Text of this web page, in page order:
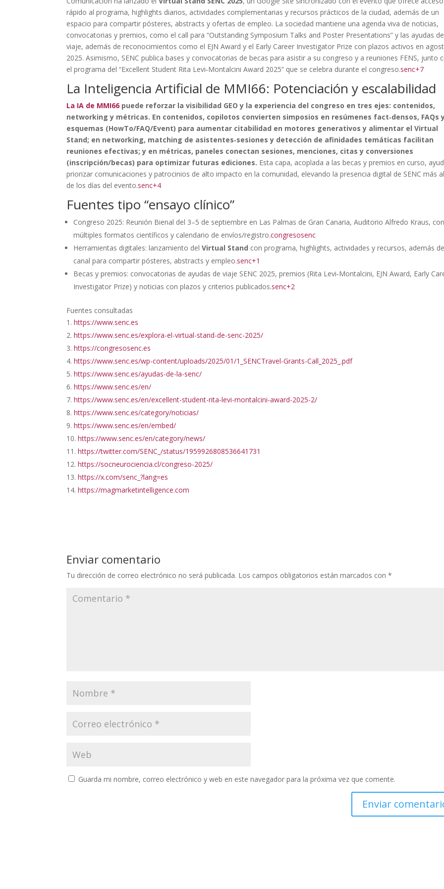
rápido al programa, highlights diarios, actividades complementarias y recursos prácticos de la ciudad, además de un
espacio para compartir pósteres, abstracts y ofertas de empleo. La sociedad mantiene una agenda viva de noticias,
convocatorias y premios, como el call para “Outstanding Symposium Talks and Poster Presentations” y las ayudas de
viaje, además de reconocimientos como el EJN Award y el Early Career Investigator Prize con plazos activos en
2025. Asimismo, SENC publica bases y convocatorias de becas para asistir a su congreso y a reuniones FENS, junto
el programa del “Excellent Student Rita Levi‑Montalcini Award 2025” que se celebra durante el congreso.senc+7
La Inteligencia Artificial de MMI66: Potenciación y escalabilidad
La IA de MMI66 puede reforzar la visibilidad GEO y la experiencia del congreso en tres ejes: contenidos,
networking y métricas. En contenidos, copilotos convierten simposios en resúmenes fact‑densos, FAQs
esquemas (HowTo/FAQ/Event) para aumentar citabilidad en motores generativos y alimentar el Virtual
Stand; en networking, matching de asistentes‑sesiones y detección de afinidades temáticas facilitan
reuniones efectivas; y en métricas, paneles conectan sesiones, menciones, citas y conversiones
(inscripción/becas) para optimizar futuras ediciones. Esta capa, acoplada a las becas y premios en curso,
priorizar comunicaciones y patrocinios de alto impacto en la comunidad, elevando la presencia digital de SENC más
de los días del evento.senc+4
Fuentes tipo “ensayo clínico”
Congreso 2025: Reunión Bienal del 3–5 de septiembre en Las Palmas de Gran Canaria, Auditorio Alfredo Kraus, con
múltiples formatos científicos y calendario de envíos/registro.congresosenc
Herramientas digitales: lanzamiento delVirtual Stand con programa, highlights, actividades y recursos, además de
canal para compartir pósteres, abstracts y empleo.senc+1
Becas y premios: convocatorias de ayudas de viaje SENC 2025, premios (Rita Levi‑Montalcini, EJN Award, Early
Investigator Prize) y noticias con plazos y criterios publicados.senc+2
Fuentes consultadas
https://www.senc.es
https://www.senc.es/explora-el-virtual-stand-de-senc-2025/
https://congresosenc.es
https://www.senc.es/wp-content/uploads/2025/01/1_SENCTravel-Grants-Call_2025_.pdf
https://www.senc.es/ayudas-de-la-senc/
https://www.senc.es/en/
https://www.senc.es/en/excellent-student-rita-levi-montalcini-award-2025-2/
https://www.senc.es/category/noticias/
https://www.senc.es/en/embed/
https://www.senc.es/en/category/news/
https://twitter.com/SENC_/status/1959926808536641731
https://socneurociencia.cl/congreso-2025/
https://x.com/senc_?lang=es
https://magmarketintelligence.com
Enviar comentario
Tu dirección de correo electrónico no será publicada. Los campos obligatorios están marcados con*
Guarda mi nombre, correo electrónico y web en este navegador para la próxima vez que comente.